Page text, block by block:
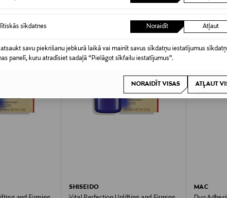
sīkdatnes Noraidīt Atļaut
atsaukt savu piekrišanu jebkurā laikā vai mainīt savus sīkdatņu iestatījumus
panelī, kuru atradīsiet sadaļā “Pielāgot sīkfailu iestatījumus”.
NORAIDĪT VISAS ATĻAUT
SHISEIDO
MAC